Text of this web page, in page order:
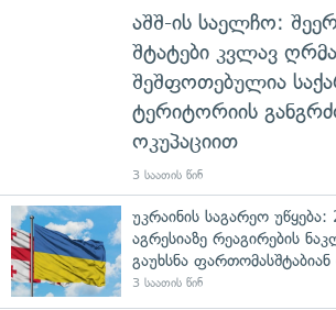
აშშ-ის საელჩო:
შტატები კვლავ
შეშფოთებულია
ტერიტორიის
ოკუპაციით
3 საათის წინ
უკრაინის საგარეო
აგრესიაზე რეაგირების
გაუხსნა ფართომასშტაბიან
3 საათის წინ